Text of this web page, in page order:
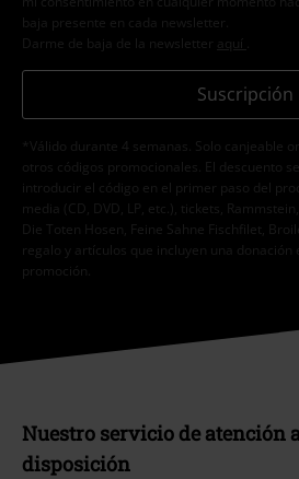
baja presente en cada newsletter.
Darme de baja de la newsletter
aquí
Suscripción
*Válido durante 4 semanas. Solo canjeable
otros códigos promocionales. El descuento
introducir el código en el primer paso del
media (CD, DVD, LP, etc.), tickets,
Die Toten Hosen, Feine Sahne Fischfilet,
regalo y artículos que incluyen una donación
promoción.
Nuestro servicio de atención
disposición